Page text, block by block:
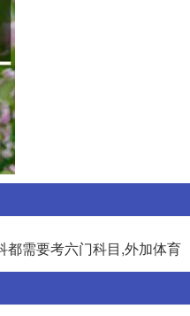
都需要考六门科目,外加体育